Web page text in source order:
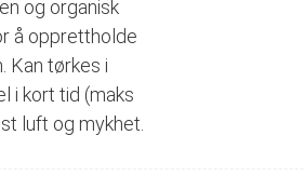
og organisk
å opprettholde
Kan tørkes i
i kort tid (maks
luft og mykhet.